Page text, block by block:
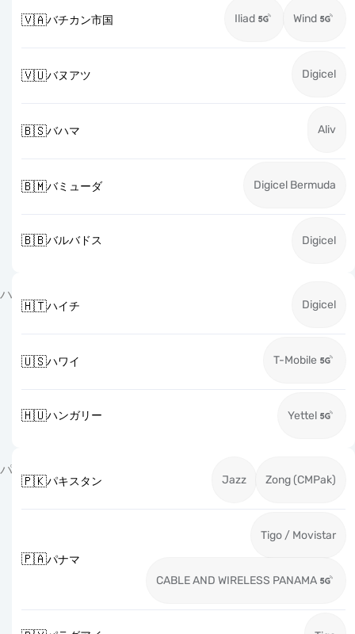
🇻🇦バチカン市国 Iliad Wind
🇻🇺バヌアツ Digicel
🇧🇸バハマ Aliv
🇧🇲バミューダ Digicel Bermuda
🇧🇧バルバドス Digicel
ハ
🇭🇹ハイチ Digicel
🇺🇸ハワイ T-Mobile
🇭🇺ハンガリー Yettel
パ
🇵🇰パキスタン Jazz Zong (CMPak)
🇵🇦パナマ
Tigo / Movistar
CABLE AND WIRELESS PANAMA